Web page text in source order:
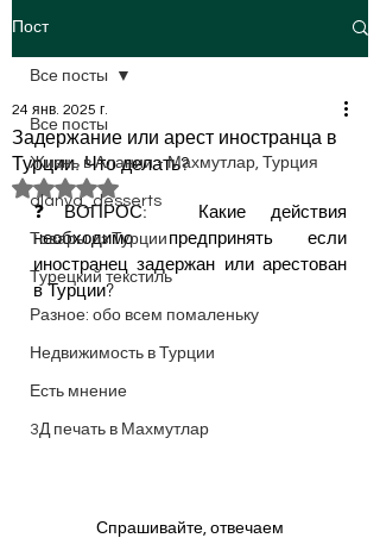
Пост
Все посты
Жизнь в Алании - Махмутлар, Турция
alanya_desserts
Товары из Турции
Турецкий текстиль
Разное: обо всем помаленьку
Недвижимость в Турции
Есть мнение
3Д печать в Махмутлар
Все посты
Задержание или арест иностранца в
Турции. Что делать?
24 янв. 2025 г.
Оценка: не число из 5 звезд.
❓ВОПРОС:  Какие действия
необходимо предпринять если
иностранец задержан или арестован
в Турции?
Спрашивайте, отвечаем